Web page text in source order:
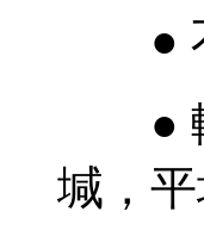
● 不
● 轉
堿，